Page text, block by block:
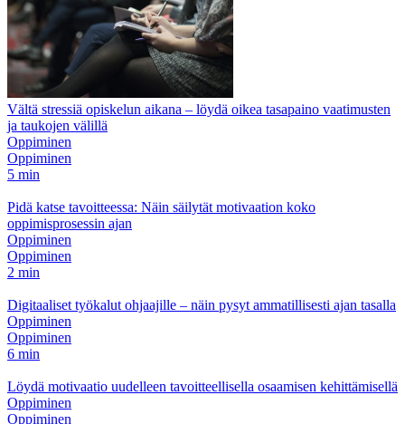
Vältä stressiä opiskelun aikana – löydä oikea tasapaino vaatimusten
ja taukojen välillä
Oppiminen
Oppiminen
5 min
Pidä katse tavoitteessa: Näin säilytät motivaation koko
oppimisprosessin ajan
Oppiminen
Oppiminen
2 min
Digitaaliset työkalut ohjaajille – näin pysyt ammatillisesti ajan tasalla
Oppiminen
Oppiminen
6 min
Löydä motivaatio uudelleen tavoitteellisella osaamisen kehittämisellä
Oppiminen
Oppiminen